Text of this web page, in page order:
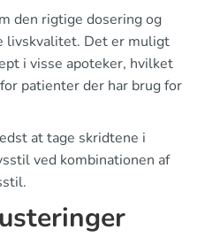
den rigtige dosering og
livskvalitet. Det er muligt
i visse apoteker, hvilket
patienter der har brug for
at tage skridtene i
ved kombinationen af